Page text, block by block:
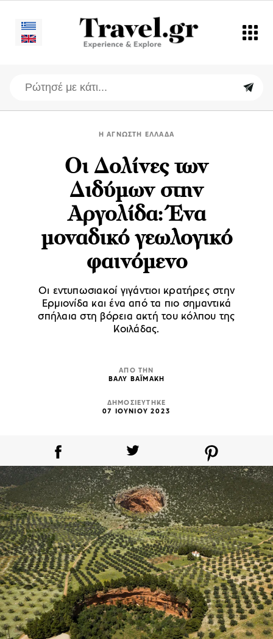
H ΑΓΝΩΣΤΗ ΕΛΛΑΔΑ
Oι Δολίνες των
Διδύμων στην
Αργολίδα: Ένα
μοναδικό γεωλογικό
φαινόμενο
Οι εντυπωσιακοί γιγάντιοι κρατήρες στην
Ερμιονίδα και ένα από τα πιο σημαντικά
σπήλαια στη βόρεια ακτή του κόλπου της
Κοιλάδας.
ΑΠΟ ΤΗΝ
ΒΑΛΥ ΒΑΪΜΑΚΗ
ΔΗΜΟΣΙΕΥΤΗΚΕ
07 ΙΟΥΝΙΟΥ 2023